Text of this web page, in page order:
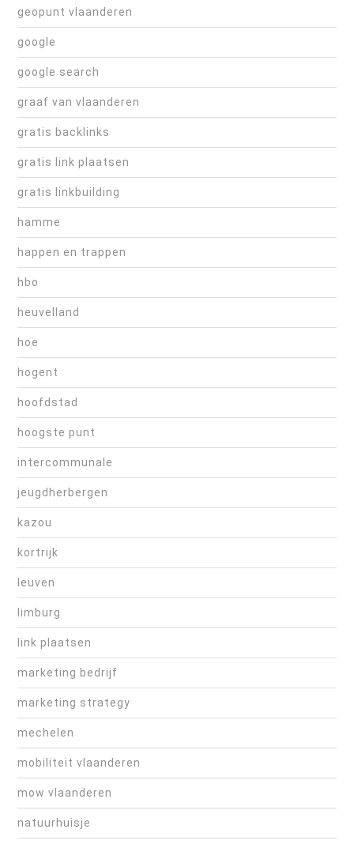
geopunt vlaanderen
google
google search
graaf van vlaanderen
gratis backlinks
gratis link plaatsen
gratis linkbuilding
hamme
happen en trappen
hbo
heuvelland
hoe
hogent
hoofdstad
hoogste punt
intercommunale
jeugdherbergen
kazou
kortrijk
leuven
limburg
link plaatsen
marketing bedrijf
marketing strategy
mechelen
mobiliteit vlaanderen
mow vlaanderen
natuurhuisje